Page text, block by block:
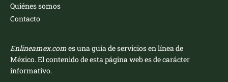
Quiénes somos
Contacto
Enlineamex.comes una guía de servicios en línea de
México. El contenido de esta página web es de carácter
informativo.